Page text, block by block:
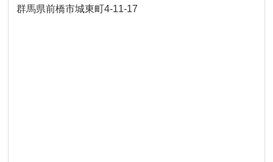
群馬県前橋市城東町4-11-17